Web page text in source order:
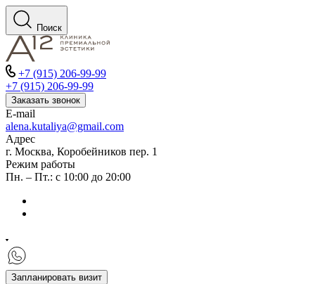
Поиск
+7 (915) 206-99-99
+7 (915) 206-99-99
Заказать звонок
E-mail
alena.kutaliya@gmail.com
Адрес
г. Москва, Коробейников пер. 1
Режим работы
Пн. – Пт.: с 10:00 до 20:00
Запланировать визит